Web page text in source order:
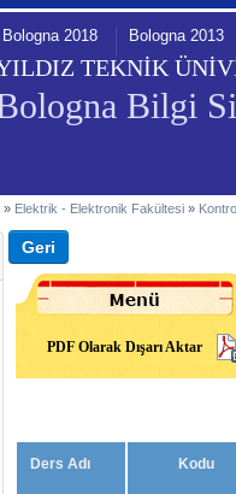
TEKNİK
Bilgi
Bologna 2018 Bologna 2013
» Elektrik - Elektronik Fakültesi »
PDF Olarak Dışarı Aktar
Ders Adı Kodu